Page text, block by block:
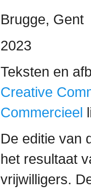
Brugge, Gent
2023
Teksten en
Creative
Commercieel
De editie van
het resultaat
vrijwilligers.